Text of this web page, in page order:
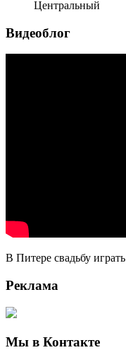
Центральный
Видеоблог
В Питере свадьбу играть
Реклама
Мы в Контакте